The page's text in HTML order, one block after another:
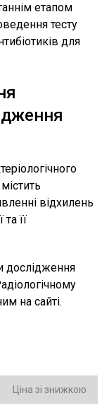
етапом
тесту
для
відхилень
її
дослідження
на сайті.
Ціна зі знижкою